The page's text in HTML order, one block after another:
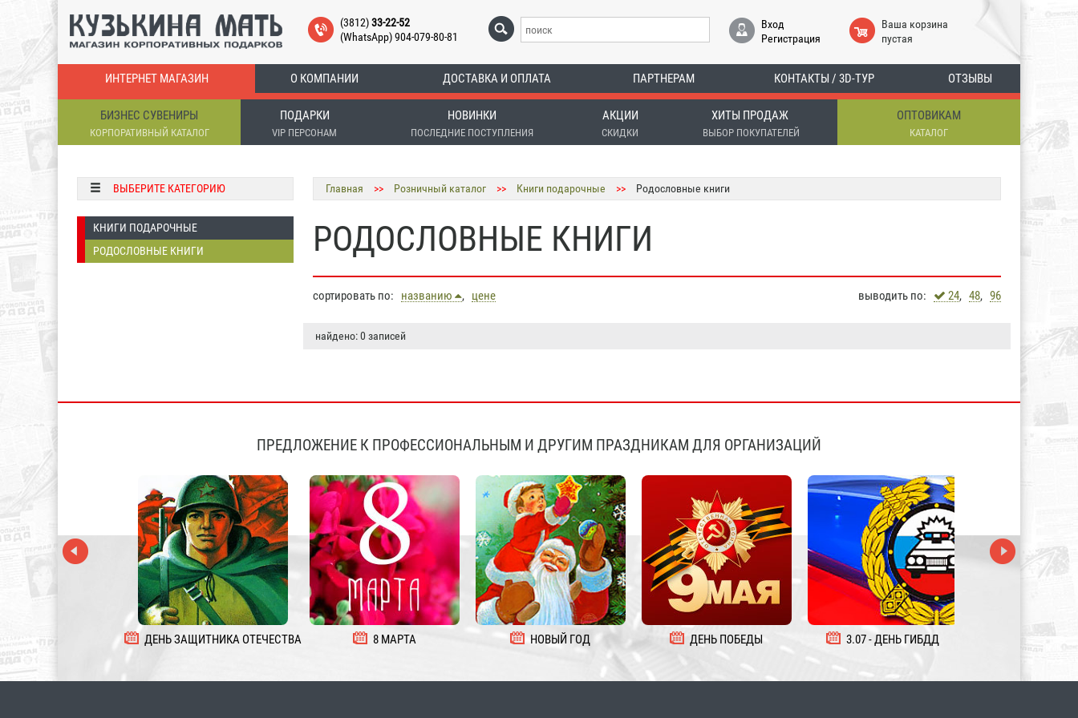
(3812)33-22-52
(WhatsApp) 904-079-80-81
Вход
Регистрация
Ваша корзина
пустая
ИНТЕРНЕТ МАГАЗИН О КОМПАНИИ ДОСТАВКА И ОПЛАТА ПАРТНЕРАМ КОНТАКТЫ / 3D-ТУР ОТЗЫВЫ
БИЗНЕС СУВЕНИРЫ
КОРПОРАТИВНЫЙ КАТАЛОГ
ПОДАРКИ
VIP ПЕРСОНАМ
НОВИНКИ
ПОСЛЕДНИЕ ПОСТУПЛЕНИЯ
АКЦИИ
СКИДКИ
ХИТЫ ПРОДАЖ
ВЫБОР ПОКУПАТЕЛЕЙ
ОПТОВИКАМ
КАТАЛОГ
ВЫБЕРИТЕ КАТЕГОРИЮ
КНИГИ ПОДАРОЧНЫЕ
РОДОСЛОВНЫЕ КНИГИ
Главная >> Розничный каталог >> Книги подарочные >> Родословные книги
РОДОСЛОВНЫЕ КНИГИ
сортировать по: названию , цене выводить по: 24, 48, 96
найдено: 0 записей
ПРЕДЛОЖЕНИЕ К ПРОФЕССИОНАЛЬНЫМ И ДРУГИМ ПРАЗДНИКАМ ДЛЯ ОРГАНИЗАЦИЙ
ДЕНЬ ЗАЩИТНИКА ОТЕЧЕСТВА 8 МАРТА НОВЫЙ ГОД ДЕНЬ ПОБЕДЫ 3.07 - ДЕНЬ ГИБДД 5.08 - ДЕНЬ